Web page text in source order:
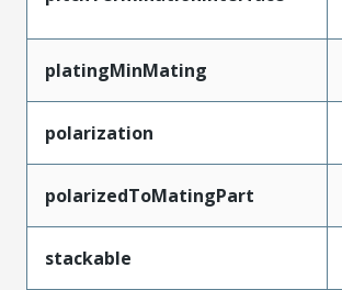
platingMinMating
polarization
polarizedToMatingPart
stackable